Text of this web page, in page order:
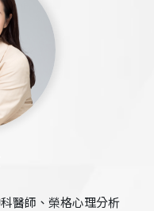
醫師、榮格心理分析